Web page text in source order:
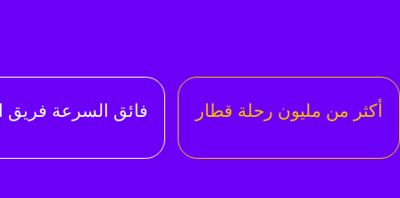
أكثر من مليون رحلة قطار فائق السرعة فريق